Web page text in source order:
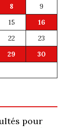
8
9
15
16
22
23
29
30
pour